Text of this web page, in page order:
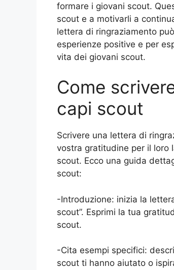
formare i giovani scout.
scout e a motivarli a
lettera di ringraziamento
esperienze positive e per
vita dei giovani scout.
Come
capi scout
Scrivere una lettera di
vostra gratitudine per il loro
scout. Ecco una guida
scout:
-Introduzione: inizia la
scout”. Esprimi la tua
scout.
-Cita esempi specifici:
scout ti hanno aiutato o